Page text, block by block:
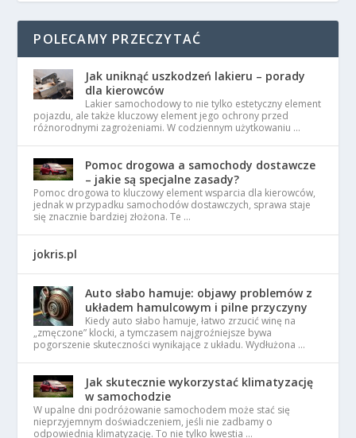
POLECAMY PRZECZYTAĆ
Jak uniknąć uszkodzeń lakieru – porady
dla kierowców
Lakier samochodowy to nie tylko estetyczny element
pojazdu, ale także kluczowy element jego ochrony przed
różnorodnymi zagrożeniami. W codziennym użytkowaniu …
Pomoc drogowa a samochody dostawcze
– jakie są specjalne zasady?
Pomoc drogowa to kluczowy element wsparcia dla kierowców,
jednak w przypadku samochodów dostawczych, sprawa staje
się znacznie bardziej złożona. Te …
jokris.pl
Auto słabo hamuje: objawy problemów z
układem hamulcowym i pilne przyczyny
Kiedy auto słabo hamuje, łatwo zrzucić winę na
„zmęczone” klocki, a tymczasem najgroźniejsze bywa
pogorszenie skuteczności wynikające z układu. Wydłużona …
Jak skutecznie wykorzystać klimatyzację
w samochodzie
W upalne dni podróżowanie samochodem może stać się
nieprzyjemnym doświadczeniem, jeśli nie zadbamy o
odpowiednią klimatyzację. To nie tylko kwestia …